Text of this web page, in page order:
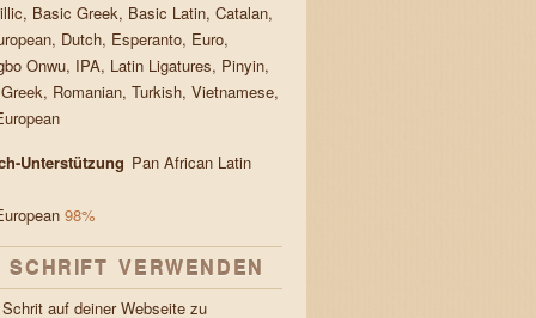
Basic Greek, Basic Latin, Catalan,
Dutch, Esperanto, Euro,
Onwu, IPA, Latin Ligatures, Pinyin,
Romanian, Turkish, Vietnamese,
Unterstützung Pan African Latin
98%
SCHRIFT VERWENDEN
auf deiner Webseite zu